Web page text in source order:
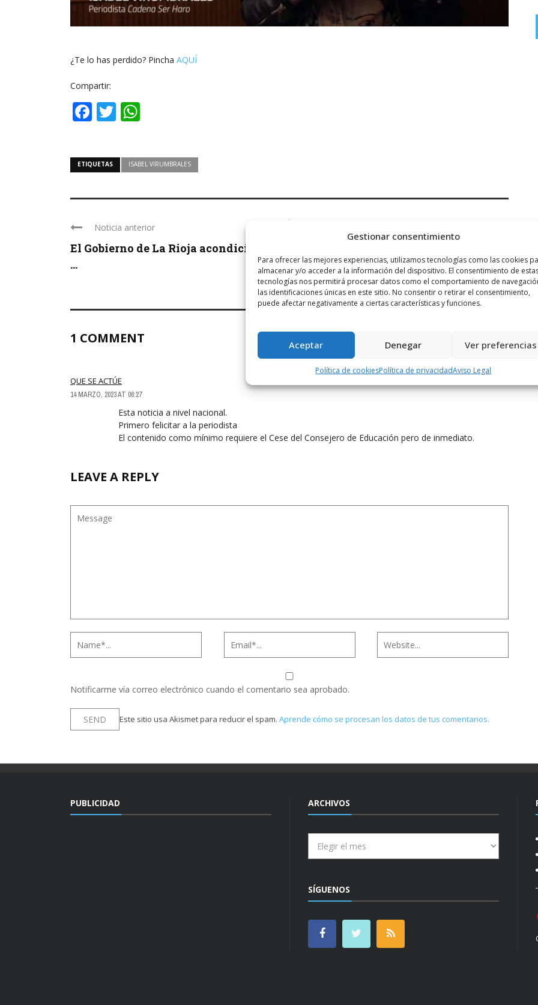
Gestionar consentimiento
Para ofrecer las mejores experiencias, utilizamos tecnologías como las cookies
almacenar y/o acceder a la información del dispositivo. El consentimiento de
tecnologías nos permitirá procesar datos como el comportamiento de
las identificaciones únicas en este sitio. No consentir o retirar el consentimiento,
puede afectar negativamente a ciertas características y funciones.
Aceptar Denegar Ver preferencias
Política de cookiesPolítica de privacidadAviso Legal
¿Te lo has perdido? Pincha AQUÍ
Compartir:
Facebook
Twitter
ETIQUETAS ISABEL VIRUMBRALES
Noticia anterior
El Gobierno de La Rioja acondiciona el
...
1 COMMENT
QUE SE ACTÚE
14 MARZO, 2023 AT 06:27
Esta noticia a nivel nacional.
Primero felicitar a la periodista
El contenido como mínimo requiere el Cese del Consejero de Educación pero de inmediato.
LEAVE A REPLY
Notificarme vía correo electrónico cuando el comentario sea aprobado.
Este sitio usa Akismet para reducir el spam. Aprende cómo se procesan los datos de tus comentarios.
PUBLICIDAD ARCHIVOS
SÍGUENOS